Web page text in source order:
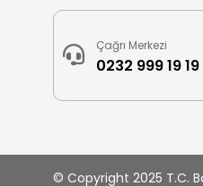
Çağrı Merkezi
0232 999 19 19
© Copyright 2025 T.C.